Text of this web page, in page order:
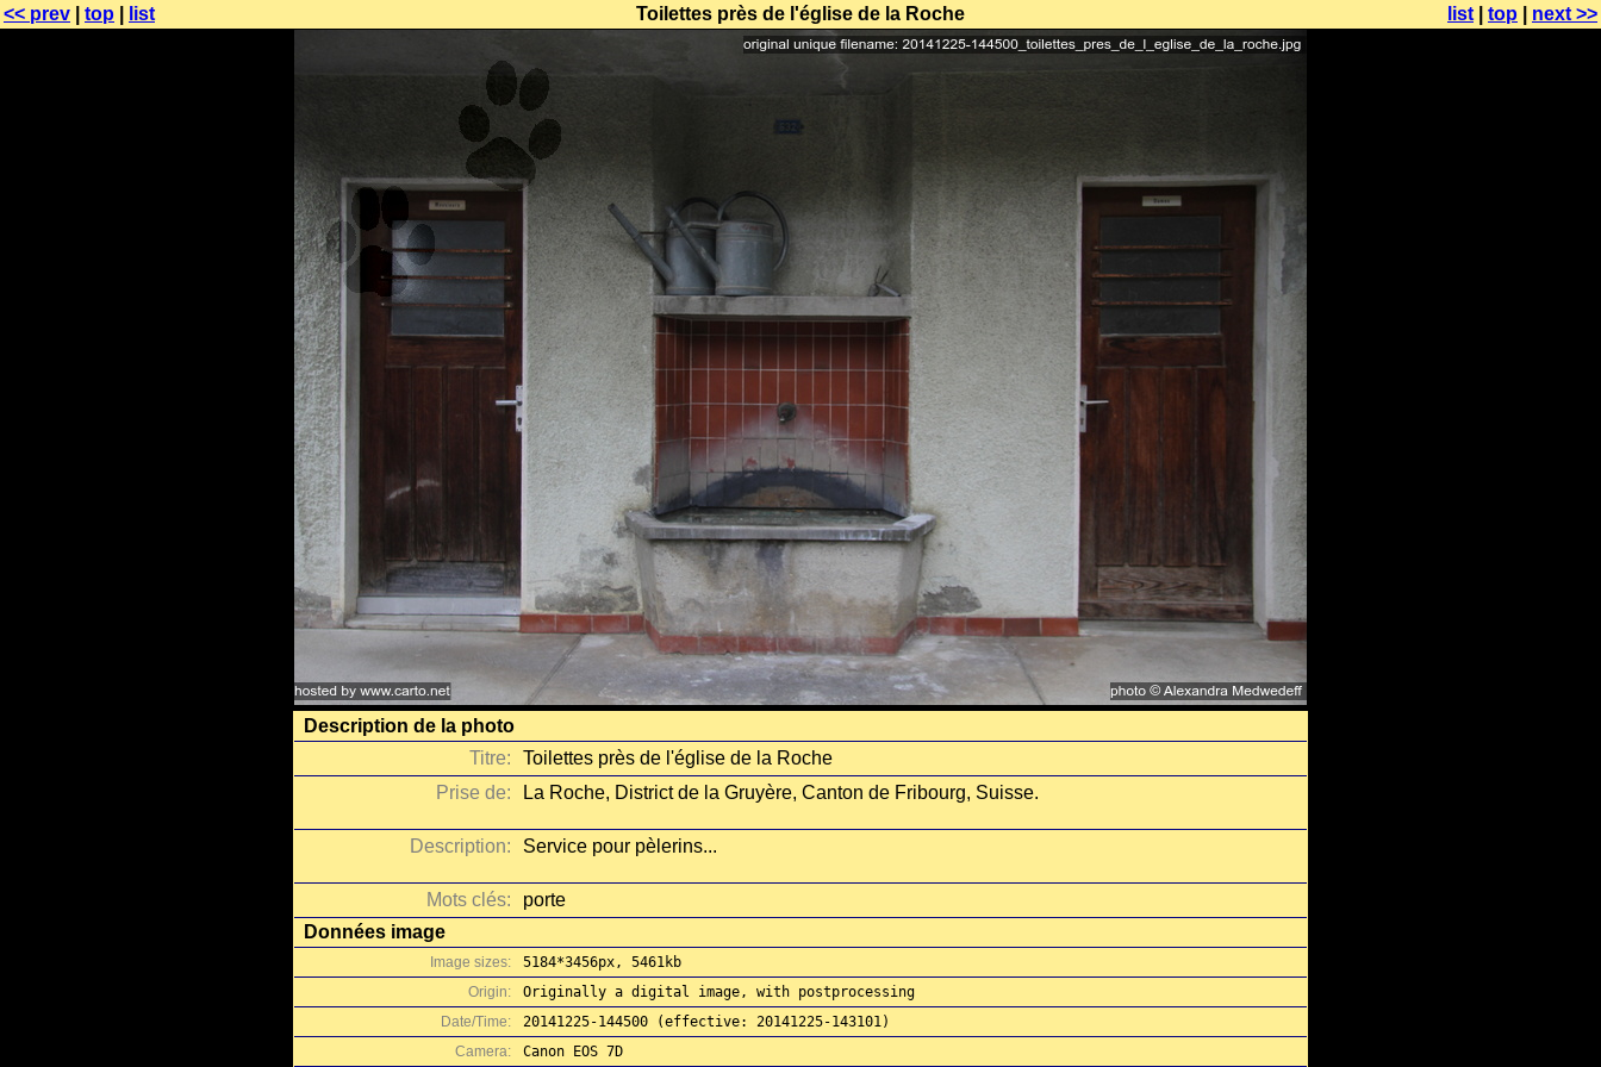
<< prev top list Toilettes près de l'église de la Roche list top next >>
Description de la photo
Titre:
Toilettes près de l'église de la Roche
Prise de:
La Roche, District de la Gruyère, Canton de Fribourg, Suisse.
Description: Service pour pèlerins...
Mots clés:
porte
Données image
Image sizes:
5184*3456px, 5461kb
Origin:
Originally a digital image, with postprocessing
Date/Time:
20141225-144500 (effective: 20141225-143101)
Camera:
Canon EOS 7D